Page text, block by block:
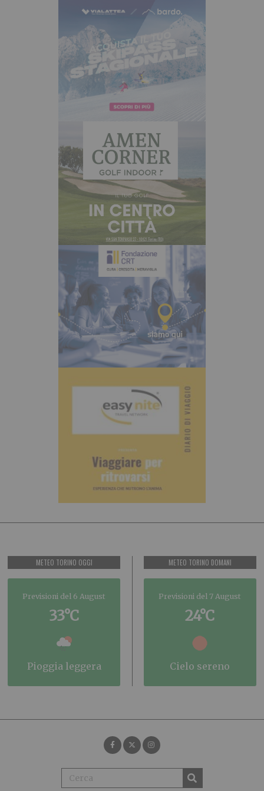
METEO TORINO OGGI
Previsioni del 6 August
33°C
pioggia leggera
METEO TORINO DOMANI
Previsioni del 7 August
24°C
cielo sereno